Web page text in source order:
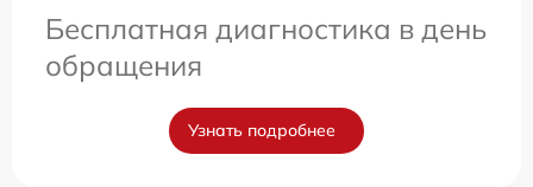
Бесплатная диагностика в день
обращения
Узнать подробнее